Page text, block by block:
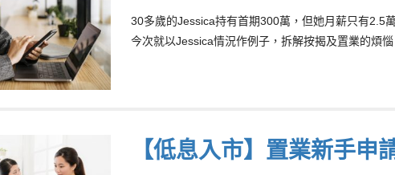
30多歲的Jessica持有首期300萬，但她月薪只有2.5
今次就以Jessica情況作例子，拆解按揭及置業的煩惱
【低息入市】置業新手申